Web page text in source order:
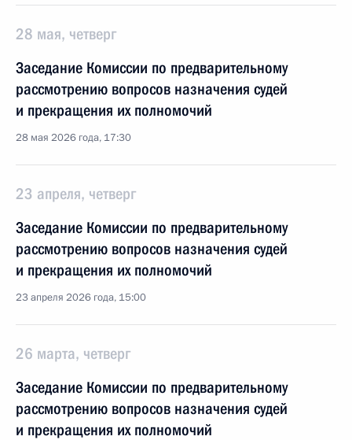
28 мая, четверг
Заседание Комиссии по предварительному
рассмотрению вопросов назначения судей
и прекращения их полномочий
28 мая 2026 года, 17:30
23 апреля, четверг
Заседание Комиссии по предварительному
рассмотрению вопросов назначения судей
и прекращения их полномочий
23 апреля 2026 года, 15:00
26 марта, четверг
Заседание Комиссии по предварительному
рассмотрению вопросов назначения судей
и прекращения их полномочий